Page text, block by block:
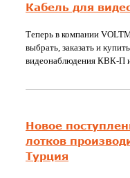
Кабель для
Теперь в компании
выбрать, заказать и
видеонаблюдения КВК-П
Новое
лотков
Турция